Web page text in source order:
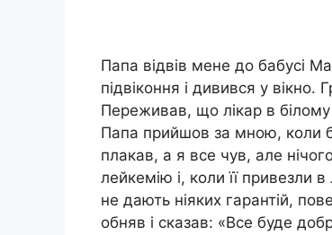
Папа відвів мене до бабусі
підвіконня і дивився у
Переживав, що лікар в білому
Папа прийшов за мною, коли
плакав, а я все чув, але
лейкемію і, коли її привезли
не дають ніяких гарантій,
обняв і сказав: «Все буде